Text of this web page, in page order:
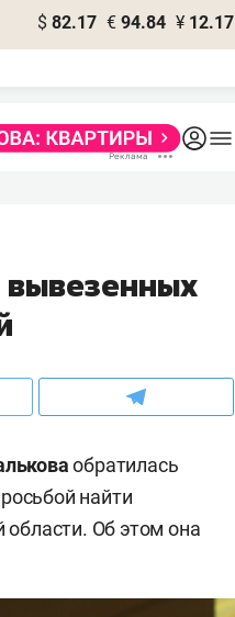
$ 82.17 € 94.84 ¥ 12.17
вывезенных
обратилась
найти
Об этом она